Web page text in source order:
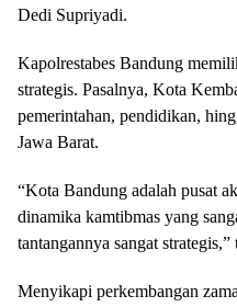
Dedi Supriyadi.
​Kapolrestabes Bandung
strategis. Pasalnya, Kota
pemerintahan, pendidikan,
Jawa Barat.
​“Kota Bandung adalah pusat
dinamika kamtibmas yang
tantangannya sangat strategis,”
​Menyikapi perkembangan